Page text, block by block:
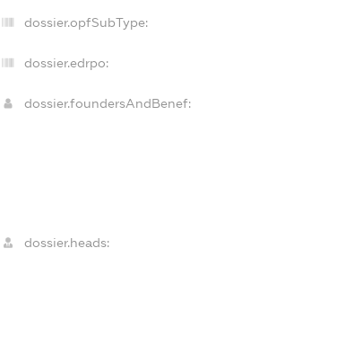
dossier.opfSubType:
dossier.edrpo:
dossier.foundersAndBenef:
dossier.heads: